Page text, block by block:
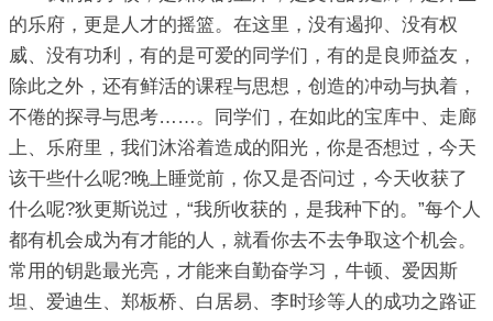
的乐府，更是人才的摇篮。在这里，没有遏抑、没有权
威、没有功利，有的是可爱的同学们，有的是良师益友，
除此之外，还有鲜活的课程与思想，创造的冲动与执着，
不倦的探寻与思考……。同学们，在如此的宝库中、走廊
上、乐府里，我们沐浴着造成的阳光，你是否想过，今天
该干些什么呢?晚上睡觉前，你又是否问过，今天收获了
什么呢?狄更斯说过，“我所收获的，是我种下的。”每个人
都有机会成为有才能的人，就看你去不去争取这个机会。
常用的钥匙最光亮，才能来自勤奋学习，牛顿、爱因斯
坦、爱迪生、郑板桥、白居易、李时珍等人的成功之路证